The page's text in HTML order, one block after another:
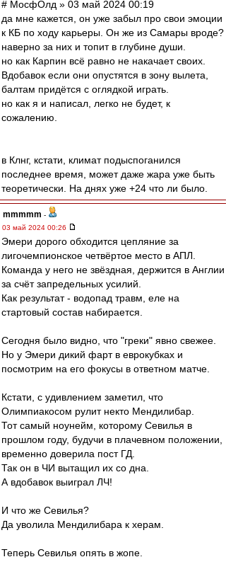
# МосфОлд » 03 май 2024 00:19
да мне кажется, он уже забыл про свои эмоции
к КБ по ходу карьеры. Он же из Самары вроде?
наверно за них и топит в глубине души.
но как Карпин всё равно не накачает своих.
Вдобавок если они опустятся в зону вылета,
балтам придётся с оглядкой играть.
но как я и написал, легко не будет, к
сожалению.
в Клнг, кстати, климат подыспоганился
последнее время, может даже жара уже быть
теоретически. На днях уже +24 что ли было.
mmmmm -
03 май 2024 00:26
Эмери дорого обходится цепляние за
лигочемпионское четвёртое место в АПЛ.
Команда у него не звёздная, держится в Англии
за счёт запредельных усилий.
Как результат - водопад травм, еле на
стартовый состав набирается.
Сегодня было видно, что "греки" явно свежее.
Но у Эмери дикий фарт в еврокубках и
посмотрим на его фокусы в ответном матче.
Кстати, с удивлением заметил, что
Олимпиакосом рулит некто Мендилибар.
Тот самый ноунейм, которому Севилья в
прошлом году, будучи в плачевном положении,
временно доверила пост ГД.
Так он в ЧИ вытащил их со дна.
А вдобавок выиграл ЛЧ!
И что же Севилья?
Да уволила Мендилибара к херам.
Теперь Севилья опять в жопе.